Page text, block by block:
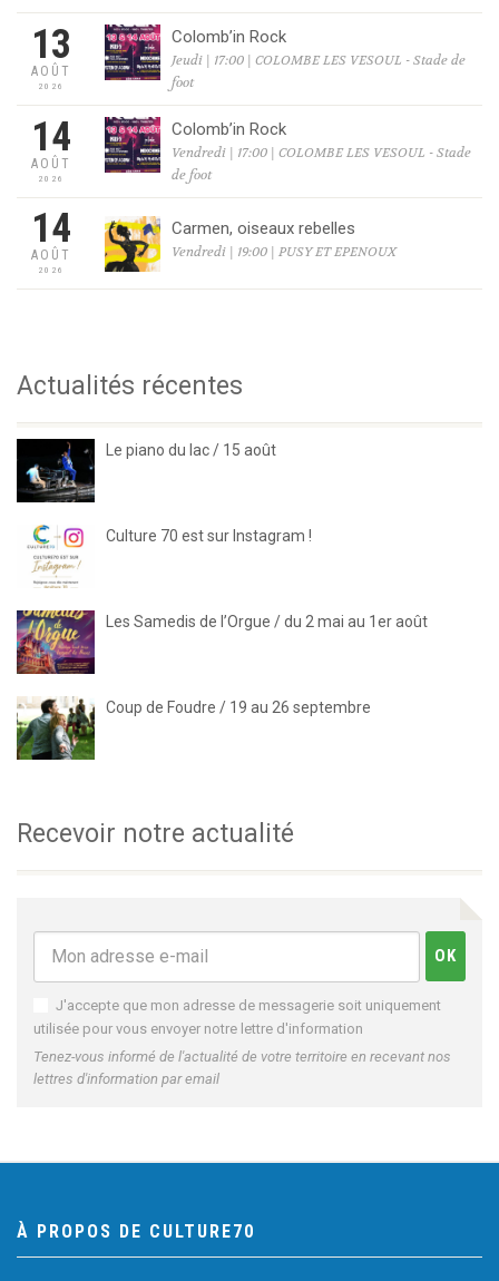
13
AOÛT
2026
Colomb’in Rock
Jeudi | 17:00 | COLOMBE LES VESOUL - Stade de
foot
14
AOÛT
2026
Colomb’in Rock
Vendredi | 17:00 | COLOMBE LES VESOUL - Stade
de foot
14
AOÛT
2026
Carmen, oiseaux rebelles
Vendredi | 19:00 | PUSY ET EPENOUX
Actualités récentes
Le piano du lac / 15 août
Culture 70 est sur Instagram !
Les Samedis de l’Orgue / du 2 mai au 1er août
Coup de Foudre / 19 au 26 septembre
Recevoir notre actualité
J'accepte que mon adresse de messagerie soit uniquement
utilisée pour vous envoyer notre lettre d'information
Tenez-vous informé de l'actualité de votre territoire en recevant nos
lettres d'information par email
À PROPOS DE CULTURE70